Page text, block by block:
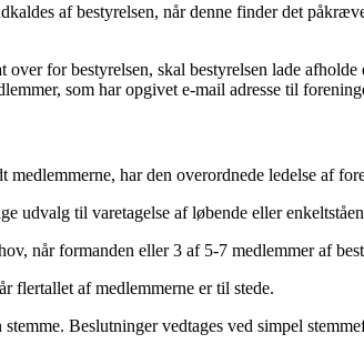
af bestyrelsen, når denne finder det
for bestyrelsen, skal bestyrelsen lade
som har opgivet e-mail adresse til
har den overordnede ledelse af
udvalg til varetagelse af løbende eller
når formanden eller 3 af 5-7 medlemmer af
flertallet af medlemmerne er til stede.
Beslutninger vedtages ved simpel